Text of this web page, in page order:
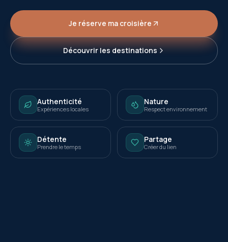
Je réserve ma croisière
Découvrir les destinations
Authenticité
Expériences locales
Nature
Respect environnement
Détente
Prendre le temps
Partage
Créer du lien